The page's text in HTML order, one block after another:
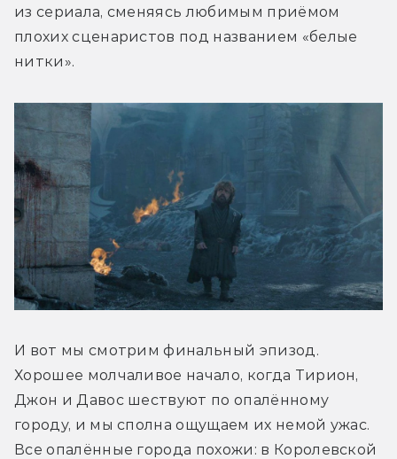
из сериала, сменяясь любимым приёмом
плохих сценаристов под названием «белые
нитки».
И вот мы смотрим финальный эпизод.
Хорошее молчаливое начало, когда Тирион,
Джон и Давос шествуют по опалённому
городу, и мы сполна ощущаем их немой ужас.
Все опалённые города похожи: в Королевской